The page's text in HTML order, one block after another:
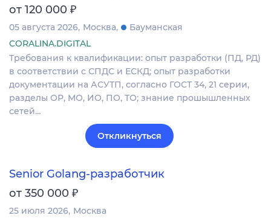
от 120 000 ₽
05 августа 2026 Москва
Бауманская
CORALINA.DIGITAL
Требования к квалификации: опыт разработки (ПД, РД)
в соответствии с СПДС и ЕСКД; опыт разработки
документации на АСУТП, согласно ГОСТ 34, 21 серии,
разделы ОР, МО, ИО, ПО, ТО; знание прошышленных
сетей…
Откликнуться
Senior Golang-разработчик
от 350 000 ₽
25 июля 2026 Москва